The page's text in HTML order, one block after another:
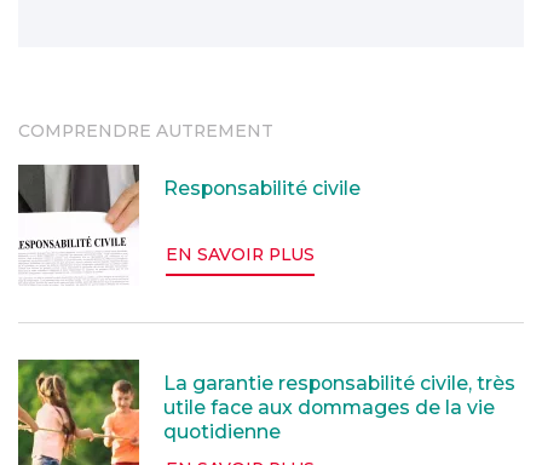
COMPRENDRE AUTREMENT
Responsabilité civile
Responsabilité civile
EN SAVOIR PLUS
La garantie responsabilité civile, très utile face aux
La garantie responsabilité civile, très
utile face aux dommages de la vie
quotidienne